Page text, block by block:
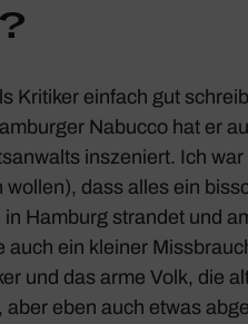
Kritiker einfach gut
Nabucco hat er
insze­niert. Ich
wollen), dass alles ein
in Hamburg strandet und
auch ein kleiner
und das arme Volk, die
eben auch etwas